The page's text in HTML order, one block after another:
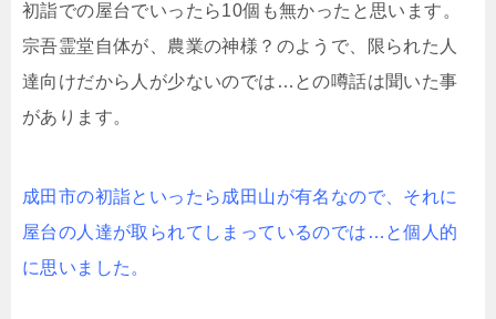
初詣での屋台でいったら10個も無かったと思います。
宗吾霊堂自体が、農業の神様？のようで、限られた人
達向けだから人が少ないのでは…との噂話は聞いた事
があります。
成田市の初詣といったら成田山が有名なので、それに
屋台の人達が取られてしまっているのでは…と個人的
に思いました。